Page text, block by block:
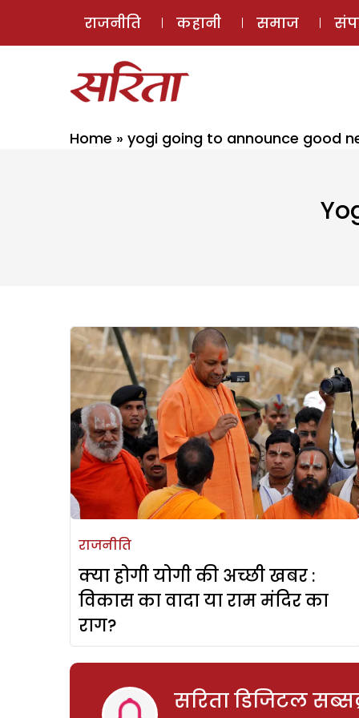
राजनीति कहानी समाज
Home » yogi going to announce good
राजनीति
क्या होगी योगी की अच्छी खबर :
विकास का वादा या राम मंदिर का
राग?
सरिता डिजिटल